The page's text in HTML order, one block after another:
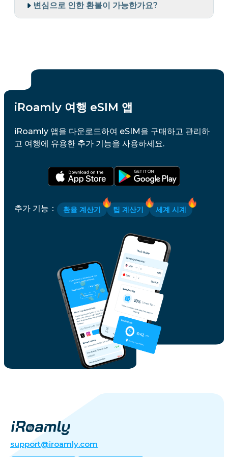
변심으로 인한 환불이 가능한가요?
iRoamly 여행 eSIM 앱
iRoamly 앱을 다운로드하여 eSIM을 구매하고 관리하
고 여행에 유용한 추가 기능을 사용하세요.
추가 기능 ： 환율 계산기 팁 계산기 세계 시계
support@iroamly.com